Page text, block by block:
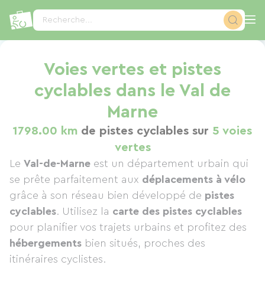
Recherche...
Voies vertes et pistes
cyclables dans le Val de
Marne
1798.00 km de pistes cyclables sur 5 voies
vertes
Le Val-de-Marne est un département urbain qui
se prête parfaitement aux déplacements à vélo
grâce à son réseau bien développé de pistes
cyclables. Utilisez la carte des pistes cyclables
pour planifier vos trajets urbains et profitez des
hébergements bien situés, proches des
itinéraires cyclistes.
Panneau de gestion des cookies